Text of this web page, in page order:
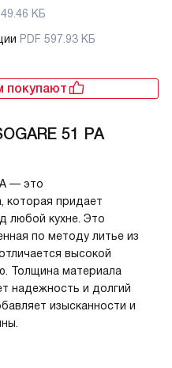
КБ
PDF 597.93 КБ
покупают
51 PA
— это
которая придает
любой кухне. Это
по методу литье из
высокой
Толщина материала
надежность и долгий
изысканности и